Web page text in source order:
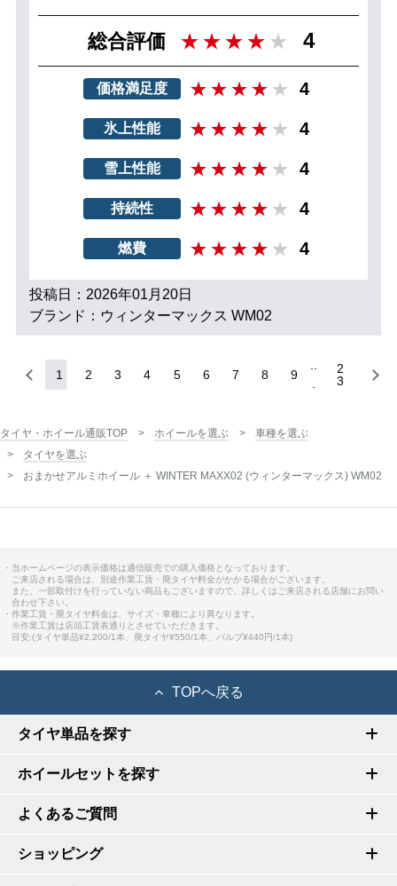
総合評価 4
価格満足度 4
氷上性能 4
雪上性能 4
持続性 4
燃費 4
投稿日：2026年01月20日
ブランド：ウィンターマックス WM02
1 2 3 4 5 6 7 8 9
2
3
タイヤ・ホイール通販TOP ホイールを選ぶ
車種を選ぶ
タイヤを選ぶ
おまかせアルミホイール ＋ WINTER MAXX02 (ウィンターマックス) WM02
・当ホームページの表示価格は通信販売での購入価格となっております。
ご来店される場合は、別途作業工賃・廃タイヤ料金がかかる場合がございます。
また、一部取付けを行っていない商品もございますので、詳しくはご来店される店舗にお問い
合わせ下さい。
・作業工賃・廃タイヤ料金は、サイズ・車種により異なります。
※作業工賃は店頭工賃表通りとさせていただきます。
目安:(タイヤ単品¥2,200/1本、廃タイヤ¥550/1本、バルブ¥440円/1本)
TOPへ戻る
タイヤ単品を探す
ホイールセットを探す
よくあるご質問
ショッピング